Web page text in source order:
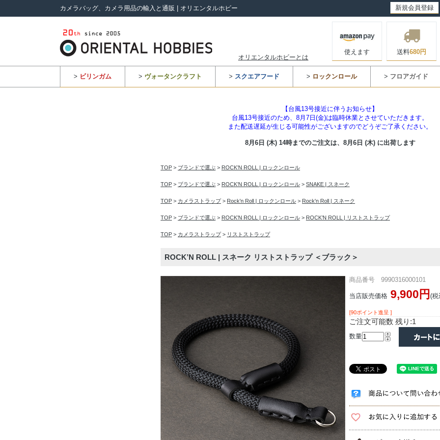
カメラバッグ、カメラ用品の輸入と通販 | オリエンタルホビー 新規会員登録
オリエンタルホビーとは
使えます 送料680円
> ビリンガム > ヴォータンクラフト > スクエアフード > ロックンロール > フロアガイド
【台風13号接近に伴うお知らせ】
台風13号接近のため、8月7日(金)は臨時休業とさせていただきます。
また配送遅延が生じる可能性がございますのでどうぞご了承ください。
8月6日 (木) 14時までのご注文は、 8月6日 (木) に出荷します
TOP > ブランドで選ぶ > ROCK’N ROLL | ロックンロール
TOP > ブランドで選ぶ > ROCK’N ROLL | ロックンロール > SNAKE | スネーク
TOP > カメラストラップ> Rock'n Roll | ロックンロール > Rock'n Roll | スネーク
TOP > ブランドで選ぶ > ROCK’N ROLL | ロックンロール > ROCK’N ROLL | リストストラップ
TOP > カメラストラップ> リストストラップ
ROCK’N ROLL | スネーク リストストラップ ＜ブラック＞
商品番号 9990316000101
当店販売価格 9,900円(税
[90ポイント進呈 ]
ご注文可能数 残り:1
数量